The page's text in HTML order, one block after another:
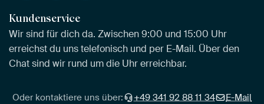
Kundenservice
Wir sind für dich da. Zwischen 9:00 und 15:00 Uhr
erreichst du uns telefonisch und per E-Mail. Über den
Chat sind wir rund um die Uhr erreichbar.
Oder kontaktiere uns über: +49 341 92 88 11 34 E-Mail